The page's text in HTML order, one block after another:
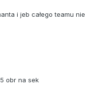
i jeb całego teamu nie
obr na sek